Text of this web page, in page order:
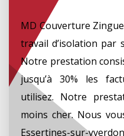
MD Couverture
travail d’isolation par
Notre prestation
jusqu’à 30% les
utilisez. Notre
moins cher. Nous
Essertines-sur-